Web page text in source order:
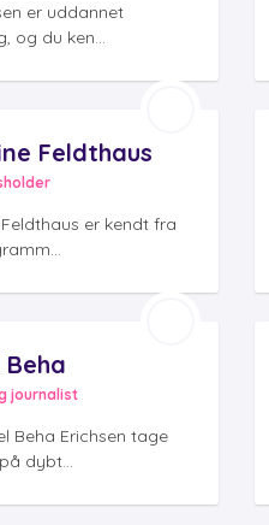
er uddannet
og du ken...
Feldthaus
er kendt fra
Beha
journalist
Beha Erichsen tage
dybt...